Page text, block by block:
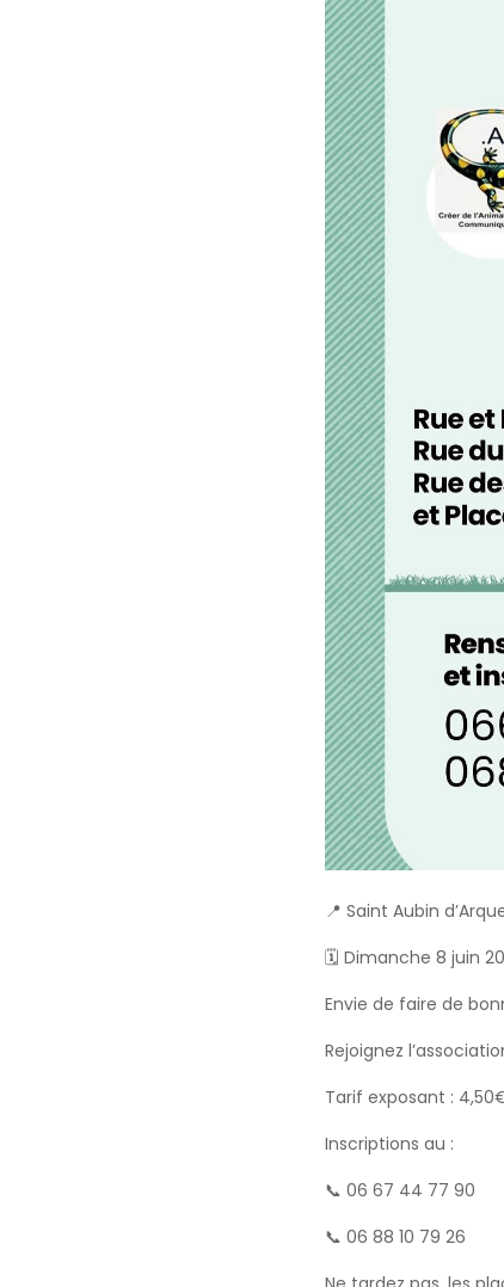
📍 Saint Aubin
🗓️ Dimanche 8 juin
Envie de faire de
Rejoignez
Tarif exposant :
Inscriptions au :
📞 06 67 44 77 90
📞 06 88 10 79 26